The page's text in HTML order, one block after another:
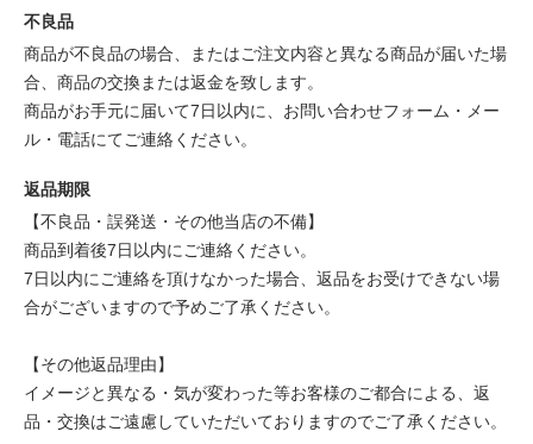
不良品
商品が不良品の場合、またはご注文内容と異なる商品が届いた場
合、商品の交換または返金を致します。
商品がお手元に届いて7日以内に、お問い合わせフォーム・メー
ル・電話にてご連絡ください。
返品期限
【不良品・誤発送・その他当店の不備】
商品到着後7日以内にご連絡ください。
7日以内にご連絡を頂けなかった場合、返品をお受けできない場
合がございますので予めご了承ください。
【その他返品理由】
イメージと異なる・気が変わった等お客様のご都合による、返
品・交換はご遠慮していただいておりますのでご了承ください。